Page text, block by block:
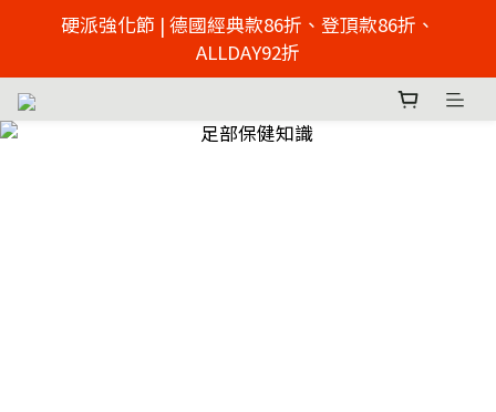
2026父親節慶 硬派強化節  | 來店免費足壓檢測 >> 點擊
了解
硬派強化節 | 德國經典款86折、登頂款86折、
ALLDAY92折
2026父親節慶 硬派強化節  | 來店免費足壓檢測 >> 點擊
了解